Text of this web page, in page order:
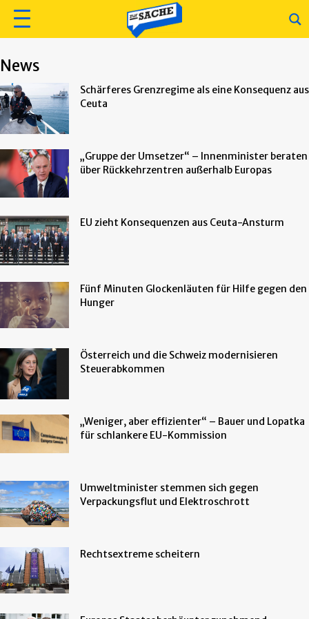
News
Schärferes Grenzregime als eine Konsequenz aus
Ceuta
„Gruppe der Umsetzer“ – Innenminister beraten
über Rückkehrzentren außerhalb Europas
EU zieht Konsequenzen aus Ceuta-Ansturm
Fünf Minuten Glockenläuten für Hilfe gegen den
Hunger
Österreich und die Schweiz modernisieren
Steuerabkommen
„Weniger, aber effizienter“ – Bauer und Lopatka
für schlankere EU-Kommission
Umweltminister stemmen sich gegen
Verpackungsflut und Elektroschrott
Rechtsextreme scheitern